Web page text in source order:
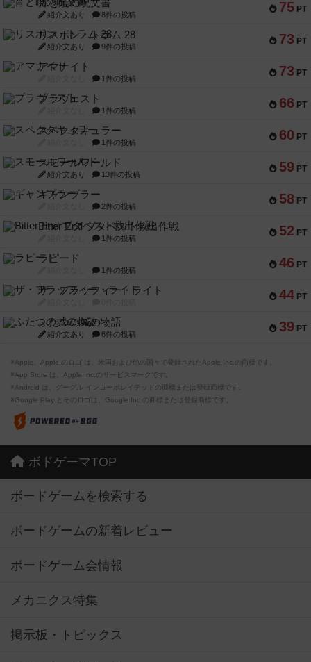
75 PT
宵と暁の呪文書
紹介文あり 8件の投稿
73 PT
リスボン・トラム 28
紹介文あり 9件の投稿
73 PT
アマナイト
1件の投稿
66 PT
ブラヴェスト
1件の投稿
60 PT
スペクタキュラー
1件の投稿
59 PT
スモールワールド
紹介文あり 13件の投稿
58 PT
ギャンブラー
2件の投稿
52 PT
Bitter End ブタペスト救出作戦
1件の投稿
46 PT
ラピード
1件の投稿
44 PT
ザ・フラッフィー・ライト
39 PT
ふたつの城の物語
紹介文あり 6件の投稿
※Apple、Apple のロゴ は、米国および他の国々で登録されたApple Inc.の商標です。
※App Store は、Apple Inc.のサービスマークです。
※Android は、グーグル インコーポレイテッドの商標または登録商標です。
※Google Play とそのロゴは、Google Inc.の商標または登録商標です。
ボドゲーマTOP
ボードゲームを検索する
ボードゲームの新着レビュー
ボードゲーム会情報
メカニクス特集
掲示板・トピックス